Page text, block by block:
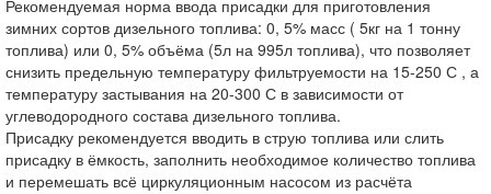
Рекомендуемая норма ввода присадки для приготовления
зимних сортов дизельного топлива: 0, 5% масс ( 5кг на 1 тонну
топлива) или 0, 5% объёма (5л на 995л топлива), что позволяет
снизить предельную температуру фильтруемости на 15-250 С , а
температуру застывания на 20-300 С в зависимости от
углеводородного состава дизельного топлива.
Присадку рекомендуется вводить в струю топлива или слить
присадку в ёмкость, заполнить необходимое количество топлива
и перемешать всё циркуляционным насосом из расчёта